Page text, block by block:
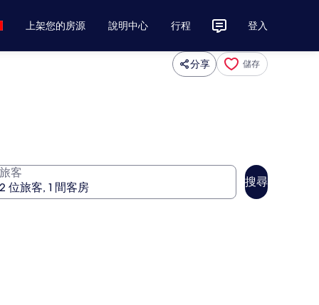
上架您的房源 說明中心 行程 登入
分享 儲存
旅客
搜尋